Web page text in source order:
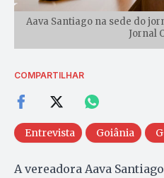
Aava Santiago na sede do
Jornal
COMPARTILHAR
Entrevista Goiânia
A vereadora Aava